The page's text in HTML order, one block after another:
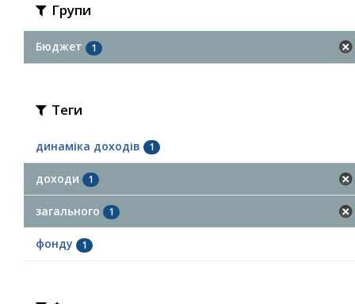
Групи
Бюджет 1
Теги
динаміка доходів 1
доходи 1
загального 1
фонду 1